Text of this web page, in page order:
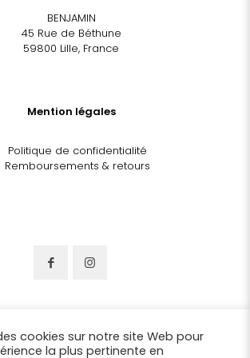
BENJAMIN
45 Rue de Béthune
59800 Lille, France
Mention légales
Politique de confidentialité
Remboursements & retours
cookies sur notre site Web pour
la plus pertinente en